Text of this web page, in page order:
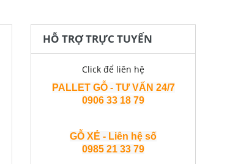
HỖ TRỢ TRỰC TUYẾN
Click để liên hệ
PALLET GỖ - TƯ VẤN 24/7
0906 33 18 79
GỖ XẺ - Liên hệ số
0985 21 33 79